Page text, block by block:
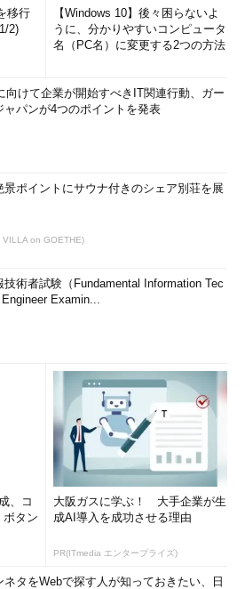
移行
2)
【Windows 10】後々困らないよ
うに、分かりやすいコンピュータ
名（PC名）に変更する2つの方法
向けて企業が開始すべきIT関連行動、ガー
ャパンが4つのポイントを発表
景ポイントにサウナ付きのシェア別荘を展
VILLA on GOETHE)
技術者試験（Fundamental Information Tec
Engineer Examin...
、コ
ボタン
大阪ガスに学ぶ！ 大手企業が生
成AI導入を成功させる理由
PR(ITmedia エンタープライズ)
ネタをWebで探す人が知っておきたい、日